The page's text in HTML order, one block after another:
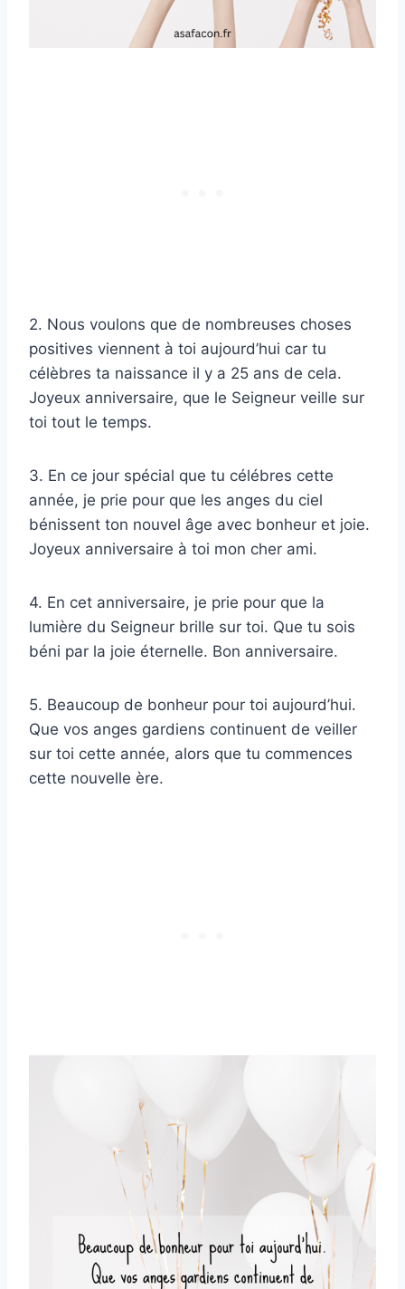
2. Nous voulons que de nombreuses choses
positives viennent à toi aujourd’hui car tu
célèbres ta naissance il y a 25 ans de cela.
Joyeux anniversaire, que le Seigneur veille sur
toi tout le temps.
3. En ce jour spécial que tu célébres cette
année, je prie pour que les anges du ciel
bénissent ton nouvel âge avec bonheur et joie.
Joyeux anniversaire à toi mon cher ami.
4. En cet anniversaire, je prie pour que la
lumière du Seigneur brille sur toi. Que tu sois
béni par la joie éternelle. Bon anniversaire.
5. Beaucoup de bonheur pour toi aujourd’hui.
Que vos anges gardiens continuent de veiller
sur toi cette année, alors que tu commences
cette nouvelle ère.